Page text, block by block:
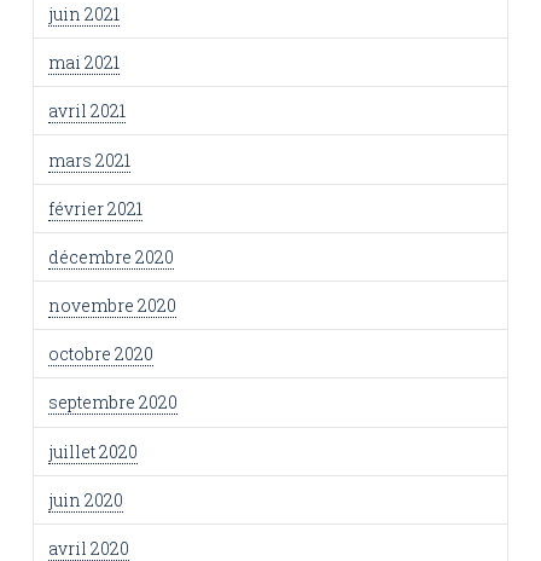
juin 2021
mai 2021
avril 2021
mars 2021
février 2021
décembre 2020
novembre 2020
octobre 2020
septembre 2020
juillet 2020
juin 2020
avril 2020